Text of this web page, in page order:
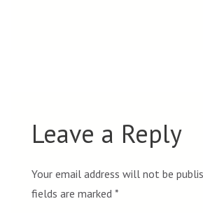
Leave a Reply
Your email address will not be
fields are marked *